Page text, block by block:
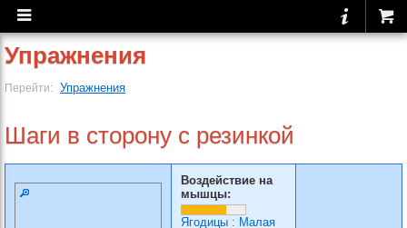
Упражнения
Перейти: Упражнения
Шаги в сторону с резинкой
Воздействие на
мышцы:
Ягодицы : Малая